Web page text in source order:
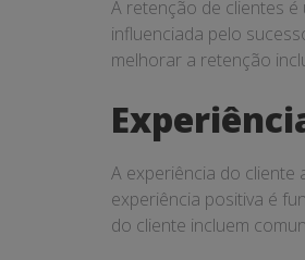
A retenção de clientes
influenciada pelo
melhorar a retenção
A experiência do
experiência positiva é
do cliente incluem